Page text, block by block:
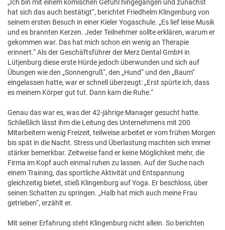
„Ich bin mit einem komischen Gefühl hingegangen und zunächst
hat sich das auch bestätigt“, berichtet Friedhelm Klingenburg von
seinem ersten Besuch in einer Kieler Yogaschule. „Es lief leise Musik
und es brannten Kerzen. Jeder Teilnehmer sollte erklären, warum er
gekommen war. Das hat mich schon ein wenig an Therapie
erinnert.“ Als der Geschäftsführer der Merz Dental GmbH in
Lütjenburg diese erste Hürde jedoch überwunden und sich auf
Übungen wie den „Sonnengruß“, den „Hund“ und den „Baum“
eingelassen hatte, war er schnell überzeugt: „Erst spürte ich, dass
es meinem Körper gut tut. Dann kam die Ruhe.“
Genau das war es, was der 42-jährige Manager gesucht hatte.
Schließlich lässt ihm die Leitung des Unternehmens mit 200
Mitarbeitern wenig Freizeit, teilweise arbeitet er vom frühen Morgen
bis spät in die Nacht. Stress und Überlastung machten sich immer
stärker bemerkbar. Zeitweise fand er keine Möglichkeit mehr, die
Firma im Kopf auch einmal ruhen zu lassen. Auf der Suche nach
einem Training, das sportliche Aktivität und Entspannung
gleichzeitig bietet, stieß Klingenburg auf Yoga. Er beschloss, über
seinen Schatten zu springen. „Halb hat mich auch meine Frau
getrieben“, erzählt er.
Mit seiner Erfahrung steht Klingenburg nicht allein. So berichten